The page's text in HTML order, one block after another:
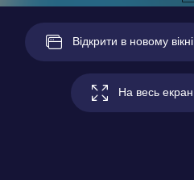
Відкрити в новому вікні
На весь екран